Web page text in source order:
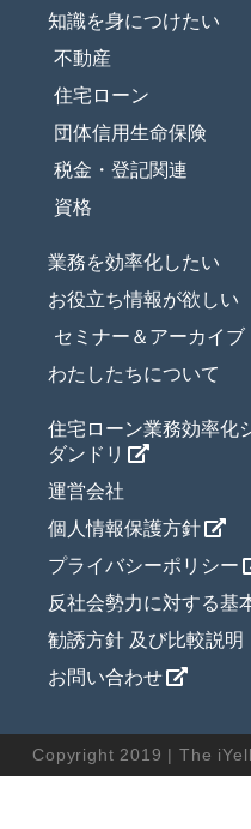
知識を身につけたい
不動産
住宅ローン
団体信用生命保険
税金・登記関連
資格
業務を効率化したい
お役立ち情報が欲しい
セミナー＆アーカイブ
わたしたちについて
住宅ローン業務効率化
ダンドリ
運営会社
個人情報保護方針
プライバシーポリシー
反社会勢力に対する基
勧誘方針 及び比較説明
お問い合わせ
Copyright 2019 | The